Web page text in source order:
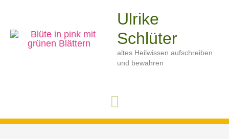
springen
Ulrike
Schlüter
altes Heilwissen aufschreiben
und bewahren
Hauptmenü